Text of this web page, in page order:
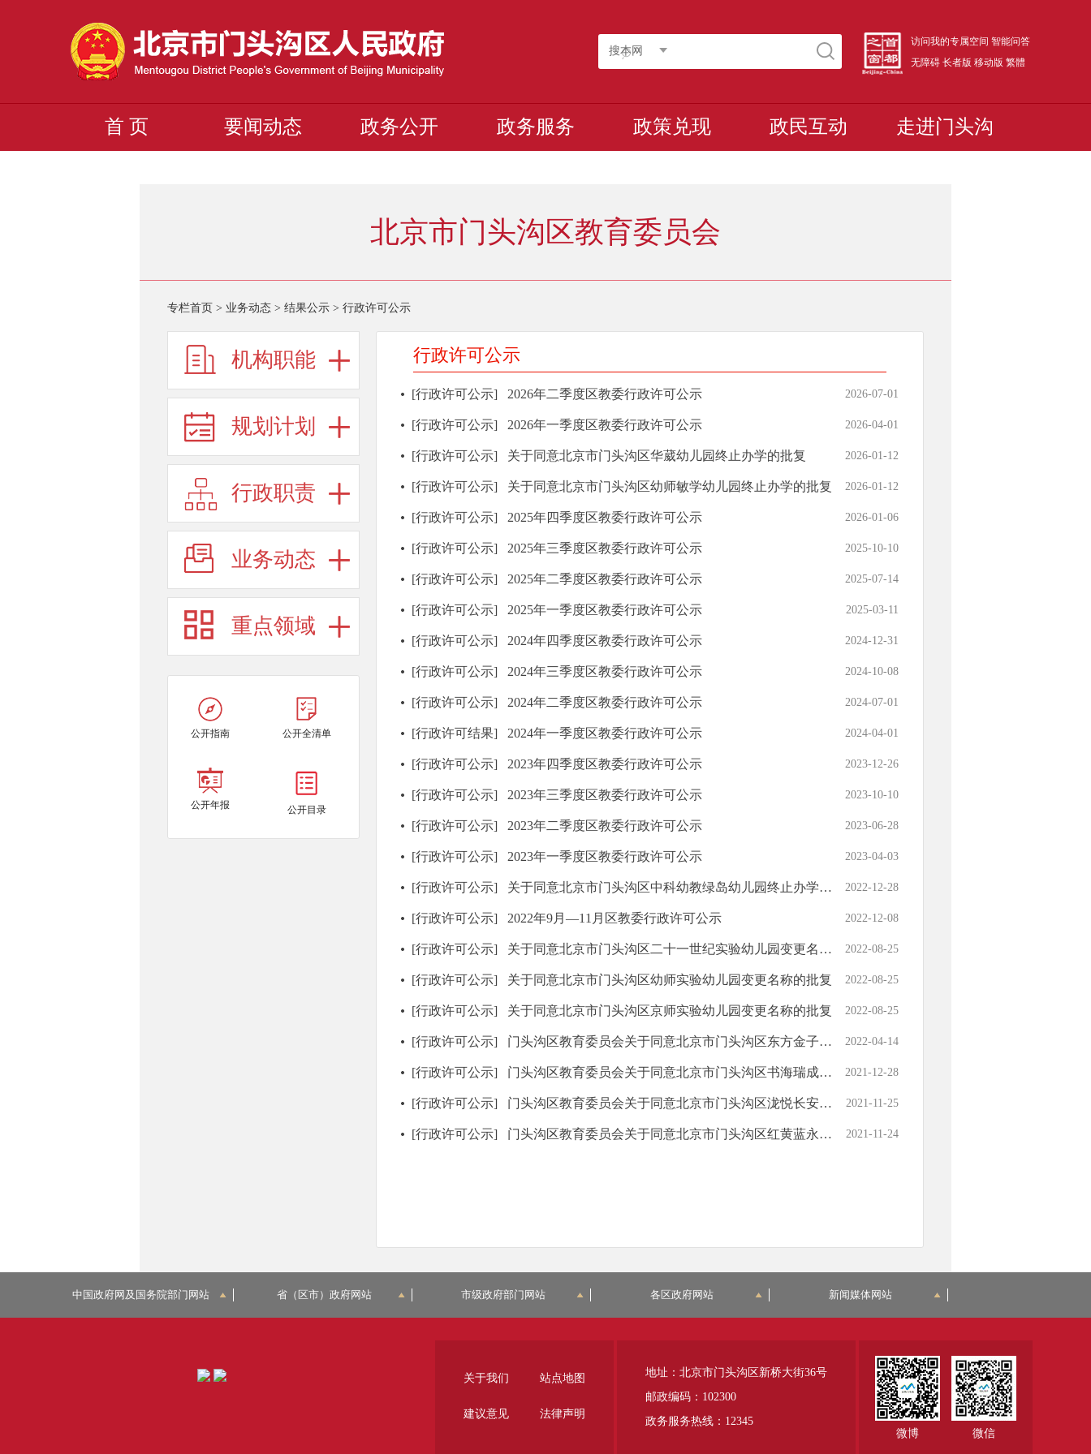
搜本网
访问我的专属空间 智能问答
无障碍 长者版 移动版 繁體
首 页 要闻动态 政务公开 政务服务 政策兑现 政民互动 走进门头沟
北京市门头沟区教育委员会
专栏首页 > 业务动态 > 结果公示 > 行政许可公示
机构职能
规划计划
行政职责
业务动态
重点领域
公开指南 公开全清单
公开年报 公开目录
行政许可公示
[行政许可公示] 2026年二季度区教委行政许可公示 2026-07-01
[行政许可公示] 2026年一季度区教委行政许可公示 2026-04-01
[行政许可公示] 关于同意北京市门头沟区华葳幼儿园终止办学的批复 2026-01-12
[行政许可公示] 关于同意北京市门头沟区幼师敏学幼儿园终止办学的批复 2026-01-12
[行政许可公示] 2025年四季度区教委行政许可公示 2026-01-06
[行政许可公示] 2025年三季度区教委行政许可公示 2025-10-10
[行政许可公示] 2025年二季度区教委行政许可公示 2025-07-14
[行政许可公示] 2025年一季度区教委行政许可公示 2025-03-11
[行政许可公示] 2024年四季度区教委行政许可公示 2024-12-31
[行政许可公示] 2024年三季度区教委行政许可公示 2024-10-08
[行政许可公示] 2024年二季度区教委行政许可公示 2024-07-01
[行政许可结果] 2024年一季度区教委行政许可公示 2024-04-01
[行政许可公示] 2023年四季度区教委行政许可公示 2023-12-26
[行政许可公示] 2023年三季度区教委行政许可公示 2023-10-10
[行政许可公示] 2023年二季度区教委行政许可公示 2023-06-28
[行政许可公示] 2023年一季度区教委行政许可公示 2023-04-03
[行政许可公示] 关于同意北京市门头沟区中科幼教绿岛幼儿园终止办学的批复 2022-12-28
[行政许可公示] 2022年9月—11月区教委行政许可公示 2022-12-08
[行政许可公示] 关于同意北京市门头沟区二十一世纪实验幼儿园变更名称的批复 2022-08-25
[行政许可公示] 关于同意北京市门头沟区幼师实验幼儿园变更名称的批复 2022-08-25
[行政许可公示] 关于同意北京市门头沟区京师实验幼儿园变更名称的批复 2022-08-25
[行政许可公示] 门头沟区教育委员会关于同意北京市门头沟区东方金子塔儿童潜能培训学校终止办学的批复 2022-04-14
[行政许可公示] 门头沟区教育委员会关于同意北京市门头沟区书海瑞成教育培训学校终止办学的批复 2021-12-28
[行政许可公示] 门头沟区教育委员会关于同意北京市门头沟区泷悦长安红黄蓝幼儿园变更幼儿园名称的批复 2021-11-25
[行政许可公示] 门头沟区教育委员会关于同意北京市门头沟区红黄蓝永升嘉园变更幼儿园名称的批复 2021-11-24
中国政府网及国务院部门网站 省（区市）政府网站 市级政府部门网站 各区政府网站 新闻媒体网站
微博 微信
地址：北京市门头沟区新桥大街36号
邮政编码：102300
政务服务热线：12345
关于我们 站点地图
建议意见 法律声明